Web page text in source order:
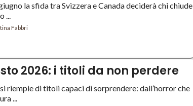
la sfida tra Svizzera e Canada deciderà chi chiude
...
Fabbri
2026: i titoli da non perdere
si riempie di titoli capaci di sorprendere: dall’horror che
...